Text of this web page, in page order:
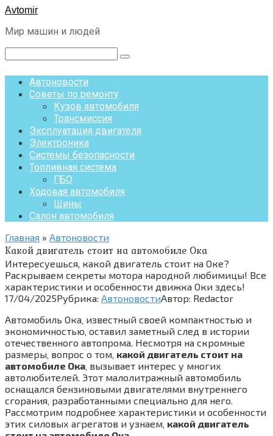
Перейти
контенту
Avtomir
Мир машин и людей
Поиск:
Автоновости
Советы по ремонту
Кузов автомобиля
Трансмиссия
Эксплуатация двигателя
Электроника
Системы безопасности
Топливная система
ГБО
Ходовая автомобиля
Шины
Салон автомобиля
Главная » Автоновости
Какой двигатель стоит на автомобиле Ока
Интересуешься, какой двигатель стоит на Оке?
Раскрываем секреты мотора народной любимицы! Все
характеристики и особенности движка Оки здесь!
17/04/2025Рубрика: АвтоновостиАвтор: Redactor
Автомобиль Ока‚ известный своей компактностью и
экономичностью‚ оставил заметный след в истории
отечественного автопрома. Несмотря на скромные
размеры‚ вопрос о том‚ какой двигатель стоит на
автомобиле Ока‚ вызывает интерес у многих
автолюбителей. Этот малолитражный автомобиль
оснащался бензиновыми двигателями внутреннего
сгорания‚ разработанными специально для него.
Рассмотрим подробнее характеристики и особенности
этих силовых агрегатов и узнаем‚ какой двигатель